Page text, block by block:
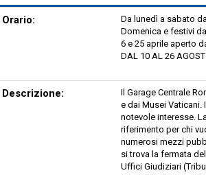
Orario:
Da lunedì a sabato
Domenica e festivi
6 e 25 aprile aperto
DAL 10 AL 26
Descrizione:
Il Garage Centrale
e dai Musei
notevole interesse.
riferimento per chi
numerosi mezzi
si trova la fermata
Uffici Giudiziari